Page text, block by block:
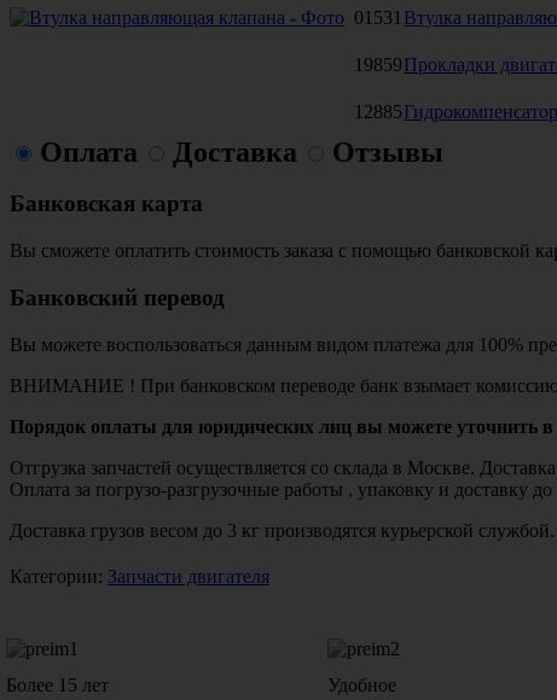
01531 Втулка
19859Прокладки
12885
Оплата Доставка Отзывы
Банковская карта
Вы сможете оплатить стоимость заказа с помощью банковской
Банковский перевод
Вы можете воспользоваться данным видом платежа для 100%
ВНИМАНИЕ ! При банковском переводе банк взымает комиссию
Порядок оплаты для юридических лиц вы можете уточнить в
Отгрузка запчастей осуществляется со склада в Москве.
Оплата за погрузо-разгрузочные работы , упаковку и доставку
Доставка грузов весом до 3 кг производятся курьерской
Категории: Запчасти двигателя
Более 15 лет
Удобное